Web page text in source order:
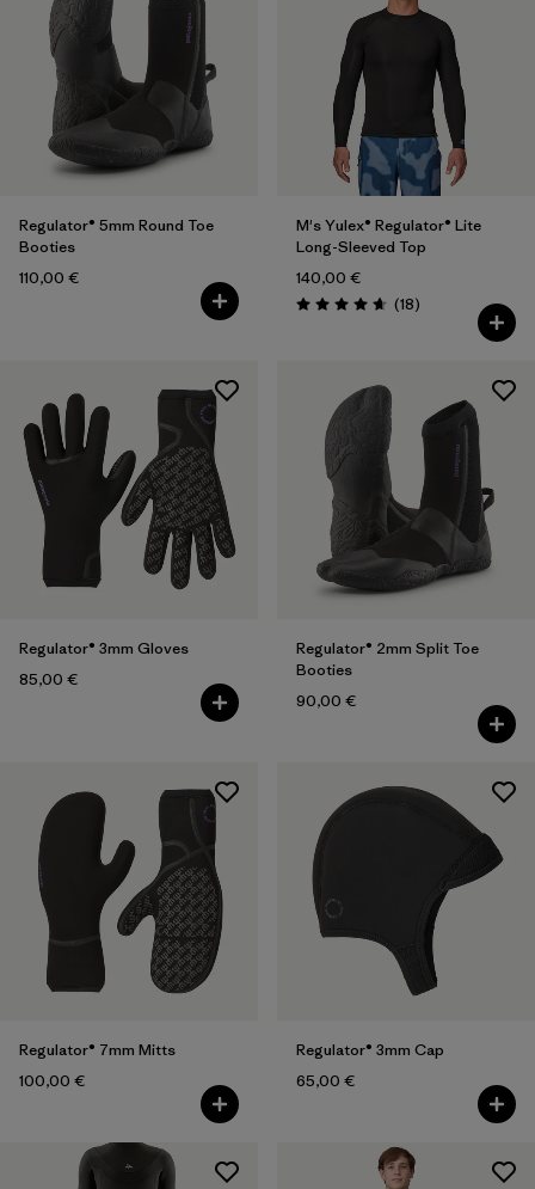
Regulator® 5mm Round Toe
Booties
110,00 €
M's Yulex® Regulator® Lite
Long-Sleeved Top
140,00 €
Bewertung: 4.7 / 5
(18Rezensionen
)
Regulator® 3mm Gloves
85,00 €
Regulator® 2mm Split Toe
Booties
90,00 €
Regulator® 7mm Mitts
100,00 €
Regulator® 3mm Cap
65,00 €